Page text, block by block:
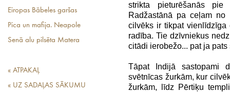
Eiropas Bābeles garšas
Pica un mafija. Neapole
Senā alu pilsēta Matera
« ATPAKAĻ
« UZ SADAĻAS SĀKUMU
strikta pieturēšanās
Radžastānā pa ceļam
cilvēks ir tikpat vienlīdzīga
radība. Tie dzīvniekus
citādi ierobežo... pat ja
Tāpat Indijā sastopami
svētnīcas žurkām, kur
žurkām, līdz Pērtiķu